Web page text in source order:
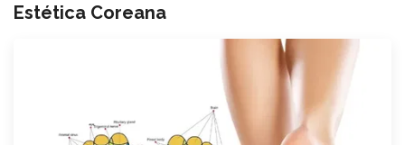
Estética Coreana